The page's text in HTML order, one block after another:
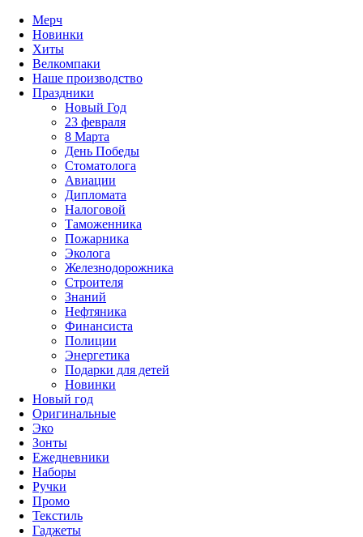
Мерч
Новинки
Хиты
Велкомпаки
Наше производство
Праздники
Новый Год
23 февраля
8 Марта
День Победы
Cтоматолога
Авиации
Дипломата
Налоговой
Таможенника
Пожарника
Эколога
Железнодорожника
Строителя
Знаний
Нефтяника
Финансиста
Полиции
Энергетика
Подарки для детей
Новинки
Новый год
Оригинальные
Эко
Зонты
Ежедневники
Наборы
Ручки
Промо
Текстиль
Гаджеты